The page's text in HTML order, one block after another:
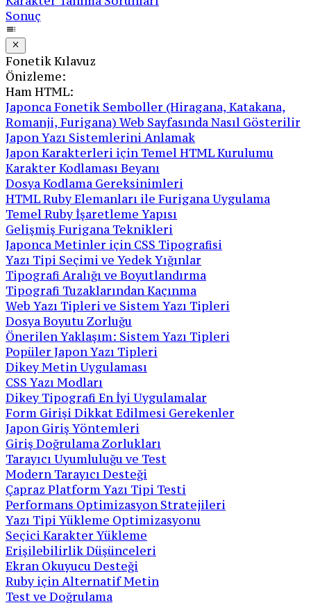
Sonuç
Fonetik Kılavuz
Önizleme:
Ham HTML:
Japonca Fonetik Semboller (Hiragana, Katakana,
Romanji, Furigana) Web Sayfasında Nasıl Gösterilir
Japon Yazı Sistemlerini Anlamak
Japon Karakterleri için Temel HTML Kurulumu
Karakter Kodlaması Beyanı
Dosya Kodlama Gereksinimleri
HTML Ruby Elemanları ile Furigana Uygulama
Temel Ruby İşaretleme Yapısı
Gelişmiş Furigana Teknikleri
Japonca Metinler için CSS Tipografisi
Yazı Tipi Seçimi ve Yedek Yığınlar
Tipografi Aralığı ve Boyutlandırma
Tipografi Tuzaklarından Kaçınma
Web Yazı Tipleri ve Sistem Yazı Tipleri
Dosya Boyutu Zorluğu
Önerilen Yaklaşım: Sistem Yazı Tipleri
Popüler Japon Yazı Tipleri
Dikey Metin Uygulaması
CSS Yazı Modları
Dikey Tipografi En İyi Uygulamalar
Form Girişi Dikkat Edilmesi Gerekenler
Japon Giriş Yöntemleri
Giriş Doğrulama Zorlukları
Tarayıcı Uyumluluğu ve Test
Modern Tarayıcı Desteği
Çapraz Platform Yazı Tipi Testi
Performans Optimizasyon Stratejileri
Yazı Tipi Yükleme Optimizasyonu
Seçici Karakter Yükleme
Erişilebilirlik Düşünceleri
Ekran Okuyucu Desteği
Ruby için Alternatif Metin
Test ve Doğrulama